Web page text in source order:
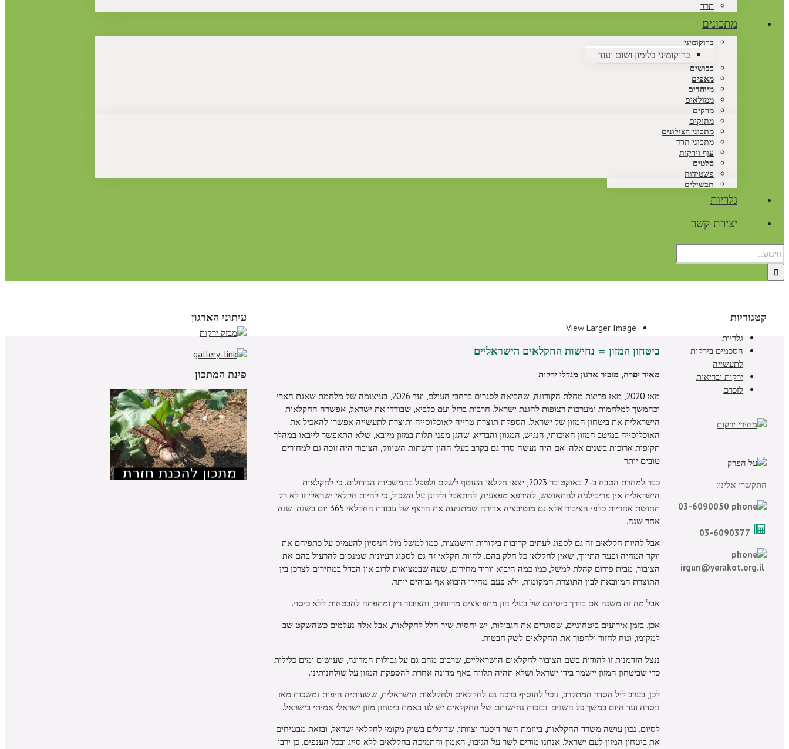
תרד
מתכונים
ברוקומיני
ברוקומיני בלימון ושום ועוד
כבושים
מאפים
מיוחדים
ממולאים
מרקים
מתוקים
מתכוני חצילונים
מתכוני תרד
עוף וירקות
סלטים
פשטידות
תבשילים
גלריות
יצירת קשר
View Larger Image
ביטחון המזון = נחישות החקלאים הישראליים
מאיר יפרח, מזכיר ארגון מגדלי ירקות
מאז 2020, מאז פריצת מחלת הקורונה, שהביאה לסגרים ברחבי העולם, ועד 2026, בעיצומה של מלחמת שאגת הארי
וכהמשך למלחמות ומערכות רצופות להגנת ישראל, חרבות ברזל ועם כלביא, שבודדו את ישראל, אפשרה החקלאות
הישראלית את ביטחון המזון של ישראל. הספקת תוצרת טרייה לאוכלוסייה ותוצרת לתעשייה אפשרו להאכיל את
האוכלוסייה במיטב המזון האיכותי, הנגיש, המגוון והבריא, שהגן מפני תלות במזון מיובא, שלא התאפשר לייבאו במהלך
תקופות ארוכות בשנים אלה. אם היה נעשה סדר גם בקרב בעלי ההון ורשתות השיווק, הציבור היה זוכה גם למחירים
טובים יותר.
כבר למחרת הטבח ב-7 באוקטובר 2023, יצאו חקלאי העוטף לשקם ולטפל בהמשכיות הגידולים. כי לחקלאות
הישראלית אין פריבילגיה להתאושש, להירפא מפצעיה, להתאבל ולקונן על השכול, כי להיות חקלאי ישראלי זו לא רק
תחושת אחריות כלפי הציבור אלא גם מוטיבציה אדירה שמתניעה את הרצף של עבודת החקלאי 365 יום בשנה, שנה
אחר שנה.
אבל להיות חקלאים זה גם לספוג לעתים קרובות ביקורות והשמצות, כמו למשל מול הניסיון להעמיס על כתפיהם את
יוקר המחיה ופער התיווך, שאין לחקלאי כל חלק בהם. להיות חקלאי זה גם לספוג רעיונות שמנסים להרעיל בהם את
הציבור, מבית פורום קהלת למשל, כמו כמה היבוא יוריד מחירים, שעה שבמציאות לרוב אין הבדל במחירים לצרכן בין
התוצרת המיובאת לבין התוצרת המקומית, ולא פעם מחירי היבוא אף גבוהים יותר.
אבל מה זה משנה אם בדרך כיסיהם של בעלי הון מתפוצצים מרווחים, והציבור רץ ומתפתה להבטחות ללא כיסוי.
אכן, בזמן אירועים ביטחוניים, שסוגרים את הגבולות, יש יחסית שיר הלל לחקלאות, אבל אלה נעלמים כשהשקט שב
למקומו, ונוח לחזור ולהפוך את החקלאים לשק חבטות.
ננצל הזדמנות זו להודות בשם הציבור לחקלאים הישראליים, שרבים מהם גם על גבולות המדינה, שעושים ימים כלילות
כדי שביטחון המזון יישמר בידי ישראל ושלא תהיה תלויה באף מדינה אחרת להספקת המזון על שולחנותינו.
לכן, בערב ליל הסדר המתקרב, נוכל להוסיף ברכה גם לחקלאים ולחקלאות הישראלית, ששעותיה היפות נמשכות מאז
נוסדה ועד היום במשך כל השנים, ובזכות נחישותם של החקלאים יש לנו באמת ביטחון מזון ישראלי אמיתי בישראל.
לסיום, נכון עושה משרד החקלאות, ביוזמת השר דיכטר וצוותו, שדוגלים בשוק מקומי לחקלאי ישראל, ובזאת מבטיחים
את ביטחון המזון לעם ישראל. אנחנו מודים לשר על הגיבוי, האמון והתמיכה בחקלאים ללא סייג ובכל הענפים. כן ירבו
עיתוני הארגון
פינת המתכון
קטגוריות
גלריות
הסכמים בירקות
לתעשייה
ירקות ובריאות
לזכרם
התקשרו אלינו: